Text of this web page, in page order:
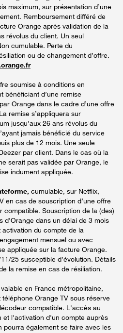
maximum, sur présentation d’une
Remboursement différé de
Orange après validation de la
révolus du client. Un seul
cumulable. Perte du
ou de changement d’offre.
soumise à conditions en
bénéficiant d’une remise
Orange dans le cadre d’une offre
remise s’appliquera sur
jusqu’aux 26 ans révolus du
jamais bénéficié du service
plus de 12 mois. Une seule
par client. Dans le cas où la
serait pas validée par Orange, le
indument appliquée.
cumulable, sur Netflix,
en cas de souscription d’une offre
compatible. Souscription de la (des)
d’Orange dans un délai de 3 mois
du compte de la
mensuel ou avec
appliquée sur la facture Orange.
25 susceptible d’évolution. Détails
la remise en cas de résiliation.
valable en France métropolitaine,
Orange TV sous réserve
compatible. L'accès au
et l'activation d'un compte auprès
pourra également se faire avec les